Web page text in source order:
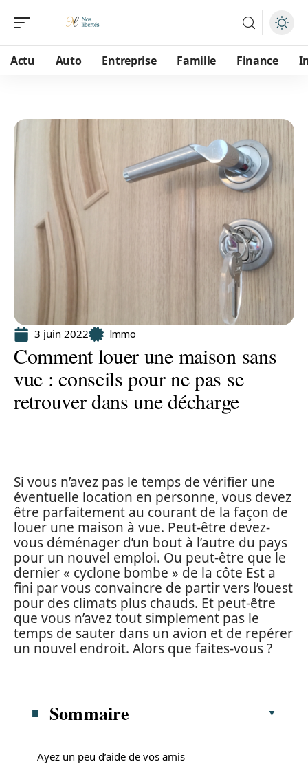
Actu Auto Entreprise Famille Finance
3 juin 2022 Immo
Comment louer une maison sans
vue : conseils pour ne pas se
retrouver dans une décharge
Si vous n’avez pas le temps de vérifier une
éventuelle location en personne, vous devez
être parfaitement au courant de la façon de
louer une maison à vue. Peut-être devez-
vous déménager d’un bout à l’autre du pays
pour un nouvel emploi. Ou peut-être que le
dernier « cyclone bombe » de la côte Est a
fini par vous convaincre de partir vers l’ouest
pour des climats plus chauds. Et peut-être
que vous n’avez tout simplement pas le
temps de sauter dans un avion et de repérer
un nouvel endroit. Alors que faites-vous ?
Sommaire
Ayez un peu d’aide de vos amis